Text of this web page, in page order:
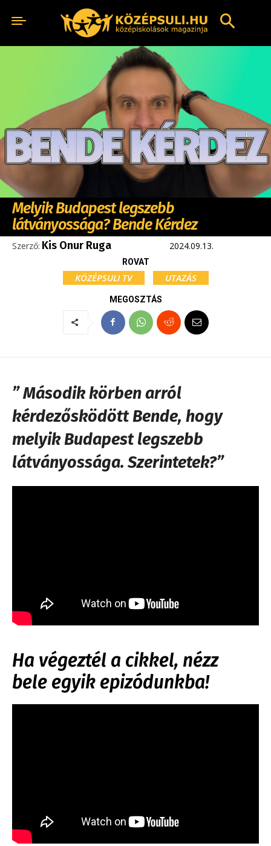
Melyik Budapest legszebb
látványossága? Bende Kérdez
Szerző: Kis Onur Ruga 2024.09.13.
ROVAT
KÖZÉPSULI TV UTAZÁS
MEGOSZTÁS
” Második körben arról
kérdezősködött Bende, hogy
melyik Budapest legszebb
látványossága. Szerintetek?”
Ha végeztél a cikkel, nézz
bele egyik epizódunkba!